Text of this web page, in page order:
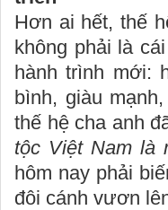
Hơn ai hết, thế
không phải là
hành trình mới:
bình, giàu
thế hệ cha anh
tộc Việt Nam là
hôm nay phải
đôi cánh vươn